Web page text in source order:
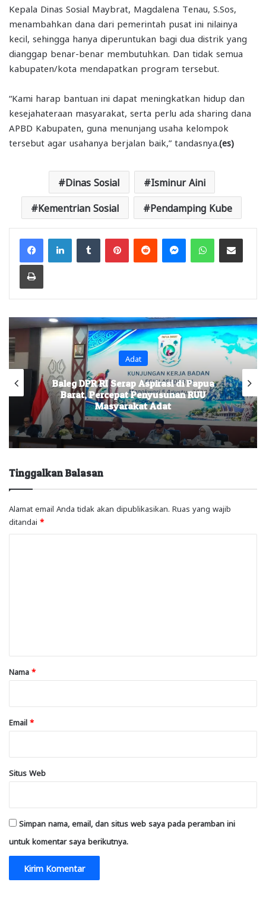
Kepala Dinas Sosial Maybrat, Magdalena Tenau, S.Sos,
menambahkan dana dari pemerintah pusat ini nilainya
kecil, sehingga hanya diperuntukan bagi dua distrik yang
dianggap benar-benar membutuhkan. Dan tidak semua
kabupaten/kota mendapatkan program tersebut.
“Kami harap bantuan ini dapat meningkatkan hidup dan
kesejahateraan masyarakat, serta perlu ada sharing dana
APBD Kabupaten, guna menunjang usaha kelompok
tersebut agar usahanya berjalan baik,” tandasnya. (es)
Dinas Sosial Isminur Aini
Kementrian Sosial Pendamping Kube
FacebookLinkedInTumblr PinterestReddit MessengerWhatsAppShare via Email
Print
Adat
Baleg DPR RI Serap Aspirasi di Papua
Barat, Percepat Penyusunan RUU
Masyarakat Adat
Tinggalkan Balasan
Alamat email Anda tidak akan dipublikasikan. Ruas yang wajib
ditandai *
rNama *
Email *
Situs Web
Simpan nama, email, dan situs web saya pada peramban ini
untuk komentar saya berikutnya.